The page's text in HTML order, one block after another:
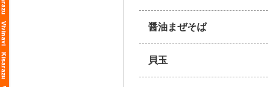
醤油まぜそば
貝玉